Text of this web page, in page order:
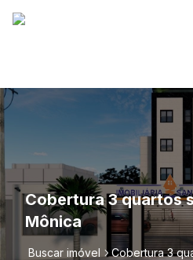
Cobertura 3 quartos
Mônica
Buscar imóvel Cobertura 3